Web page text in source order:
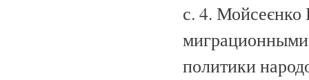
с. 4.
политики